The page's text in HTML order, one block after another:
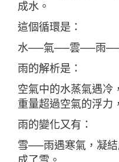
成水。
這個循環是：
水──氣──雲──雨──
雨的解析是：
空氣中的水蒸氣遇冷
重量超過空氣的浮力
雨的變化又有：
雪──雨遇寒氣，凝